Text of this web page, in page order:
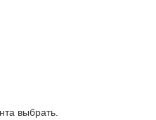
выбрать.